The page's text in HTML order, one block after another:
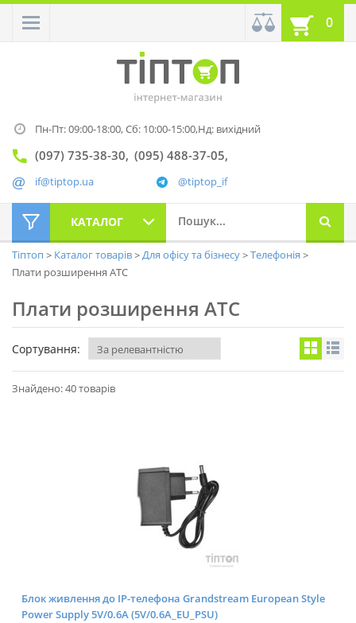
0
Пн-Пт: 09:00-18:00,Сб: 10:00-15:00,Нд: вихідний
(097) 735-38-30 (095) 488-37-05
@tiptop_if
if@tiptop.ua
КАТАЛОГ
Тіптоп Каталог товарів Для офісу та бізнесу
Телефонія
Плати розширення АТС
Плати розширення АТС
Сортування:
Знайдено: 40 товарів
Блок живлення до IP-телефона Grandstream European Style
Power Supply 5V/0.6A (5V/0.6A_EU_PSU)